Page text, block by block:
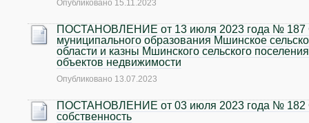
Опубликовано 15.11.2023
ПОСТАНОВЛЕНИЕ от 13 июля 2023 года № 187
муниципального образования Мшинское
области и казны Мшинского сельского
объектов недвижимости
Опубликовано 13.07.2023
ПОСТАНОВЛЕНИЕ от 03 июля 2023 года № 182
собственность